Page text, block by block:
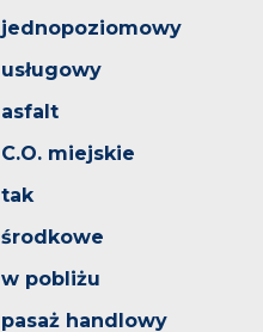
jednopoziomowy
usługowy
asfalt
C.O. miejskie
tak
środkowe
w pobliżu
pasaż handlowy